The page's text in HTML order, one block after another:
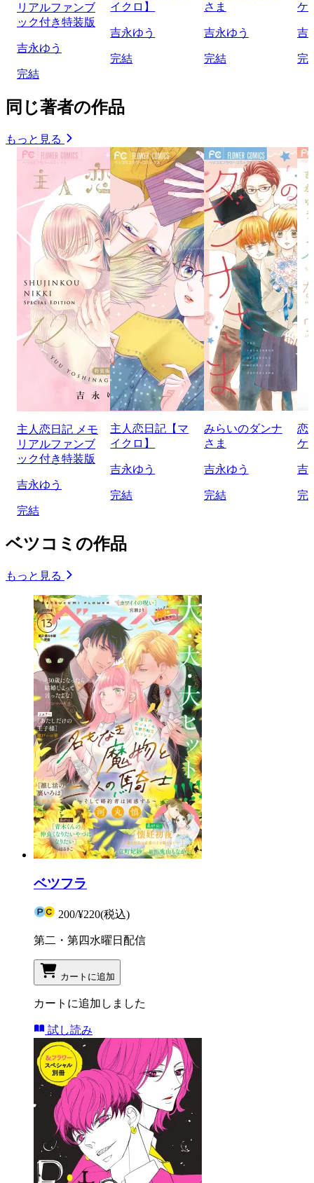
リアルファンブ
ック付き特装版
吉永ゆう
完結
イクロ】
吉永ゆう
完結
さま
吉永ゆう
完結
ケ
吉
完
同じ著者の作品
もっと見る
主人恋日記 メモ
リアルファンブ
ック付き特装版
吉永ゆう
完結
主人恋日記【マ
イクロ】
吉永ゆう
完結
みらいのダンナ
さま
吉永ゆう
完結
恋
ケ
吉
完
ベツコミの作品
もっと見る
ベツフラ
200/¥220(税込)
第二・第四水曜日配信
カートに追加
カートに追加しました
試し読み